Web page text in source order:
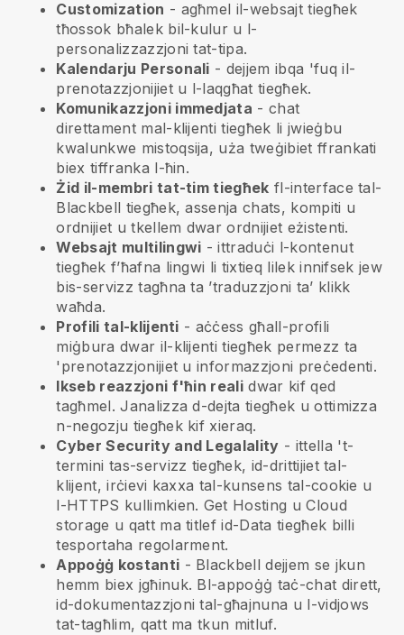
Customization - agħmel il-websajt tiegħek
tħossok bħalek bil-kulur u l-
personalizzazzjoni tat-tipa.
Kalendarju Personali - dejjem ibqa 'fuq il-
prenotazzjonijiet u l-laqgħat tiegħek.
Komunikazzjoni immedjata - chat
direttament mal-klijenti tiegħek li jwieġbu
kwalunkwe mistoqsija, uża tweġibiet ffrankati
biex tiffranka l-ħin.
Żid il-membri tat-tim tiegħek fl-interface tal-
Blackbell tiegħek, assenja chats, kompiti u
ordnijiet u tkellem dwar ordnijiet eżistenti.
Websajt multilingwi - ittraduċi l-kontenut
tiegħek f’ħafna lingwi li tixtieq lilek innifsek jew
bis-servizz tagħna ta ’traduzzjoni ta’ klikk
waħda.
Profili tal-klijenti - aċċess għall-profili
miġbura dwar il-klijenti tiegħek permezz ta
'prenotazzjonijiet u informazzjoni preċedenti.
Ikseb reazzjoni f'ħin reali dwar kif qed
tagħmel. Janalizza d-dejta tiegħek u ottimizza
n-negozju tiegħek kif xieraq.
Cyber Security and Legalality - ittella 't-
termini tas-servizz tiegħek, id-drittijiet tal-
klijent, irċievi kaxxa tal-kunsens tal-cookie u
l-HTTPS kullimkien. Get Hosting u Cloud
storage u qatt ma titlef id-Data tiegħek billi
tesportaha regolarment.
Appoġġ kostanti - Blackbell dejjem se jkun
hemm biex jgħinuk. Bl-appoġġ taċ-chat dirett,
id-dokumentazzjoni tal-għajnuna u l-vidjows
tat-tagħlim, qatt ma tkun mitluf.